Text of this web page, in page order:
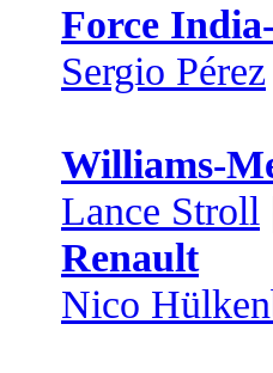
Force
Sergio Pérez
Williams-
Lance Stroll
Renault
Nico